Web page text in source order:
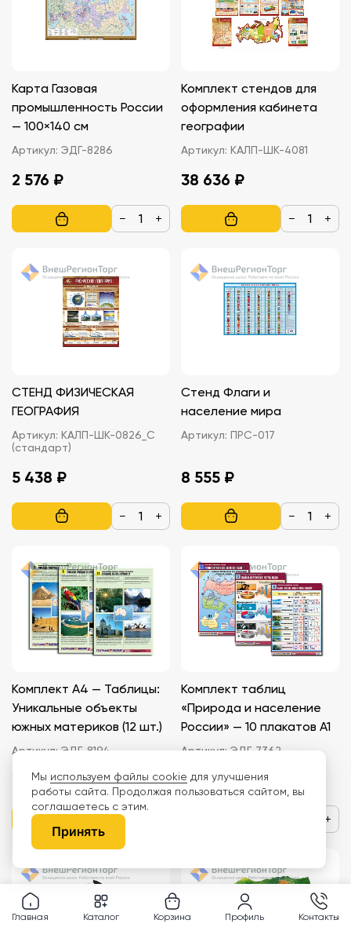
Карта Газовая
промышленность России
— 100×140 см
Артикул: ЭДГ-8286
2 576 ₽
− +
Комплект стендов для
оформления кабинета
географии
Артикул: КАЛП-ШК-4081
38 636 ₽
− +
СТЕНД ФИЗИЧЕСКАЯ
ГЕОГРАФИЯ
Артикул: КАЛП-ШК-0826_С
(стандарт)
5 438 ₽
− +
Стенд Флаги и
население мира
Артикул: ПРС-017
8 555 ₽
− +
Комплект А4 — Таблицы:
Уникальные объекты
южных материков (12 шт.)
Артикул: ЭДГ-8194
1 546 ₽
−
Комплект таблиц
«Природа и население
России» — 10 плакатов A1
Артикул: ЭДГ-7362
3 293 ₽
+
Главная Каталог Корзина Профиль Контакты
Мы используем файлы cookie для улучшения
работы сайта. Продолжая пользоваться сайтом, вы
соглашаетесь с этим.
Принять